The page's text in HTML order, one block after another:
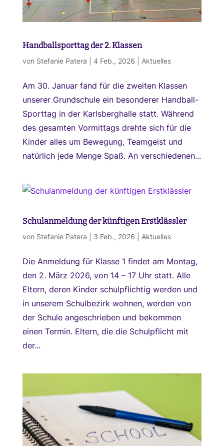
Handballsporttag der 2. Klassen
von Stefanie Patera 4 Feb., 2026 Aktuelles
Am 30. Januar fand für die zweiten Klassen
unserer Grundschule ein besonderer Handball-
Sporttag in der Karlsberghalle statt. Während
des gesamten Vormittags drehte sich für die
Kinder alles um Bewegung, Teamgeist und
natürlich jede Menge Spaß. An verschiedenen...
Schulanmeldung der künftigen Erstklässler
von Stefanie Patera 3 Feb., 2026 Aktuelles
Die Anmeldung für Klasse 1 findet am Montag,
den 2. März 2026, von 14 – 17 Uhr statt. Alle
Eltern, deren Kinder schulpflichtig werden und
in unserem Schulbezirk wohnen, werden von
der Schule angeschrieben und bekommen
einen Termin. Eltern, die die Schulpflicht mit
der...